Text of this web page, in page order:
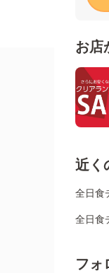
お店
近く
全日食
全日食
フォ